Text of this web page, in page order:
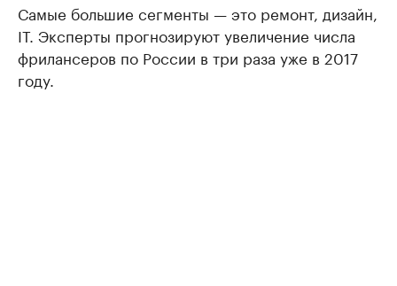
Самые большие сегменты — это ремонт, дизайн,
IT. Эксперты прогнозируют увеличение числа
фрилансеров по России в три раза уже в 2017
году.